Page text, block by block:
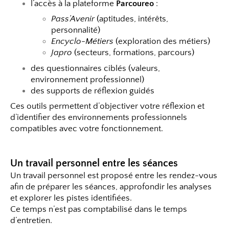
l’accès à la plateforme Parcoureo :
Pass’Avenir(aptitudes, intérêts,
personnalité)
Encyclo-Métiers (exploration des métiers)
Japro (secteurs, formations, parcours)
des questionnaires ciblés (valeurs,
environnement professionnel)
des supports de réflexion guidés
Ces outils permettent d’objectiver votre réflexion et
d’identifier des environnements professionnels
compatibles avec votre fonctionnement.
Un travail personnel entre les séances
Un travail personnel est proposé entre les rendez-vous
afin de préparer les séances, approfondir les analyses
et explorer les pistes identifiées.
Ce temps n’est pas comptabilisé dans le temps
d’entretien.